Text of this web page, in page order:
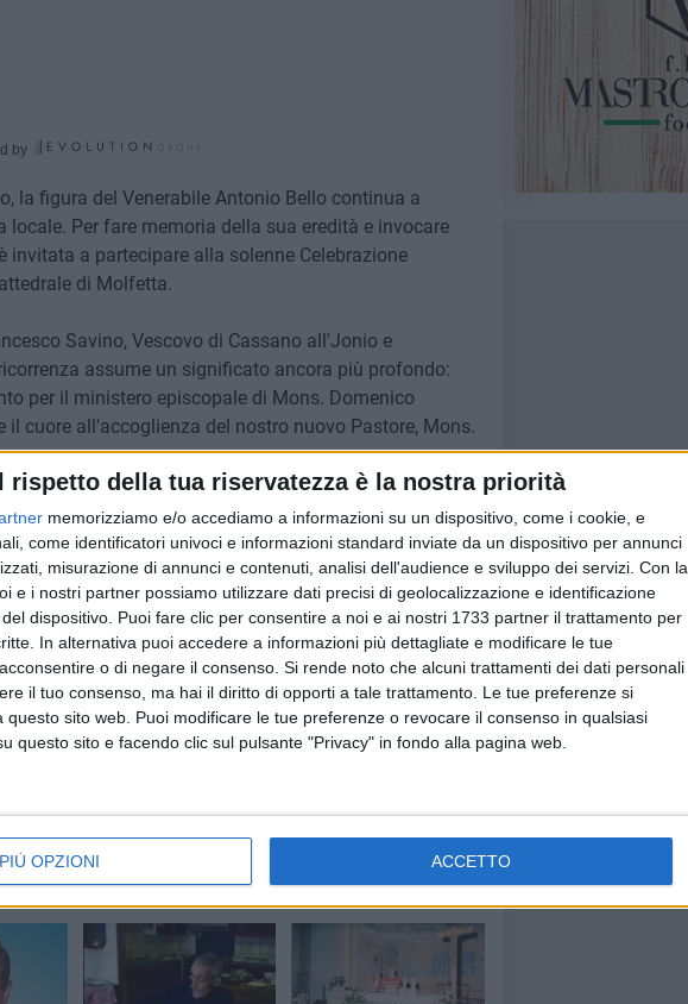
rispetto della tua riservatezza è la nostra priorità
memorizziamo e/o accediamo a informazioni su un dispositivo, come i cookie, e
come identificatori univoci e informazioni standard inviate da un dispositivo per annunci
misurazione di annunci e contenuti, analisi dell'audience e sviluppo dei servizi. Con la
e i nostri partner possiamo utilizzare dati precisi di geolocalizzazione e identificazione
dispositivo. Puoi fare clic per consentire a noi e ai nostri 1733 partner il trattamento per
In alternativa puoi accedere a informazioni più dettagliate e modificare le tue
o di negare il consenso. Si rende noto che alcuni trattamenti dei dati personali
il tuo consenso, ma hai il diritto di opporti a tale trattamento. Le tue preferenze si
questo sito web. Puoi modificare le tue preferenze o revocare il consenso in qualsiasi
questo sito e facendo clic sul pulsante "Privacy" in fondo alla pagina web.
PIÙ OPZIONI ACCETTO
by
la figura del Venerabile Antonio Bello continua a
Per fare memoria della sua eredità e invocare
a partecipare alla solenne Celebrazione
di Molfetta.
Savino, Vescovo di Cassano all'Jonio e
assume un significato ancora più profondo:
per il ministero episcopale di Mons. Domenico
il cuore all'accoglienza del nostro nuovo Pastore, Mons.
le
7 AGOSTO 2026
MTM Molfetta, Cosimo Damiano
Angeletti è il nuovo
amministratore unico